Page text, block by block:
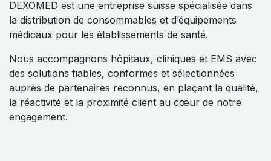
DEXOMED est une entreprise suisse spécialisée dans
la distribution de consommables et d’équipements
médicaux pour les établissements de santé.
Nous accompagnons hôpitaux, cliniques et EMS avec
des solutions fiables, conformes et sélectionnées
auprès de partenaires reconnus, en plaçant la qualité,
la réactivité et la proximité client au cœur de notre
engagement.